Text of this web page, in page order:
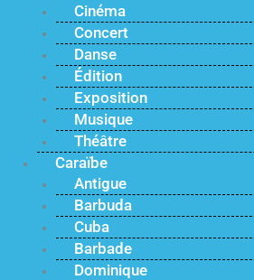
Cinéma
Concert
Danse
Édition
Exposition
Musique
Théâtre
Caraïbe
Antigue
Barbuda
Cuba
Barbade
Dominique